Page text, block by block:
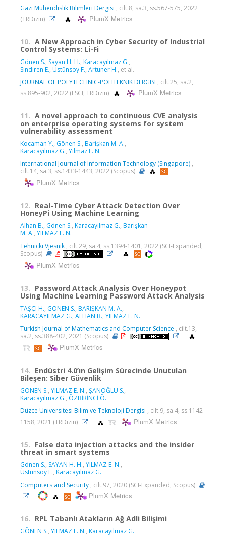
Gazi Mühendislik Bilimleri Dergisi , cilt.8, sa.3, ss.567-575, 2022
(TRDizin)
PlumX Metrics
10. A New Approach in Cyber Security of Industrial
Control Systems: Li-Fi
Gönen S., Sayan H. H., Karacayılmaz G.,
Sindiren E., Üstünsoy F., Artuner H., et al.
JOURNAL OF POLYTECHNIC-POLITEKNIK DERGISI , cilt.25, sa.2,
ss.895-902, 2022 (ESCI, TRDizin)
PlumX Metrics
11. A novel approach to continuous CVE analysis
on enterprise operating systems for system
vulnerability assessment
Kocaman Y., Gönen S., Barişkan M. A.,
Karacayilmaz G., Yılmaz E. N.
International Journal of Information Technology (Singapore) ,
cilt.14, sa.3, ss.1433-1443, 2022 (Scopus)
PlumX Metrics
12. Real-Time Cyber Attack Detection Over
HoneyPi Using Machine Learning
Alhan B., Gönen S., Karacayilmaz G., Barişkan
M. A., YILMAZ E. N.
Tehnicki Vjesnik , cilt.29, sa.4, ss.1394-1401, 2022 (SCI-Expanded,
Scopus)
PlumX Metrics
13. Password Attack Analysis Over Honeypot
Using Machine Learning Password Attack Analysis
TAŞÇI H., GÖNEN S., BARIŞKAN M. A.,
KARACAYILMAZ G., ALHAN B., YILMAZ E. N.
Turkish Journal of Mathematics and Computer Science , cilt.13,
sa.2, ss.388-402, 2021 (Scopus)
PlumX Metrics
14. Endüstri 4.0’ın Gelişim Sürecinde Unutulan
Bileşen: Siber Güvenlik
GÖNEN S., YILMAZ E. N., ŞANOĞLU S.,
Karacayılmaz G., ÖZBİRİNCİ Ö.
Düzce Üniversitesi Bilim ve Teknoloji Dergisi , cilt.9, sa.4, ss.1142-
1158, 2021 (TRDizin)
PlumX Metrics
15. False data injection attacks and the insider
threat in smart systems
Gönen S., SAYAN H. H., YILMAZ E. N.,
Üstünsoy F., Karacayılmaz G.
Computers and Security , cilt.97, 2020 (SCI-Expanded, Scopus)
PlumX Metrics
16. RPL Tabanlı Atakların Ağ Adli Bilişimi
GÖNEN S., YILMAZ E. N., Karacayılmaz G.